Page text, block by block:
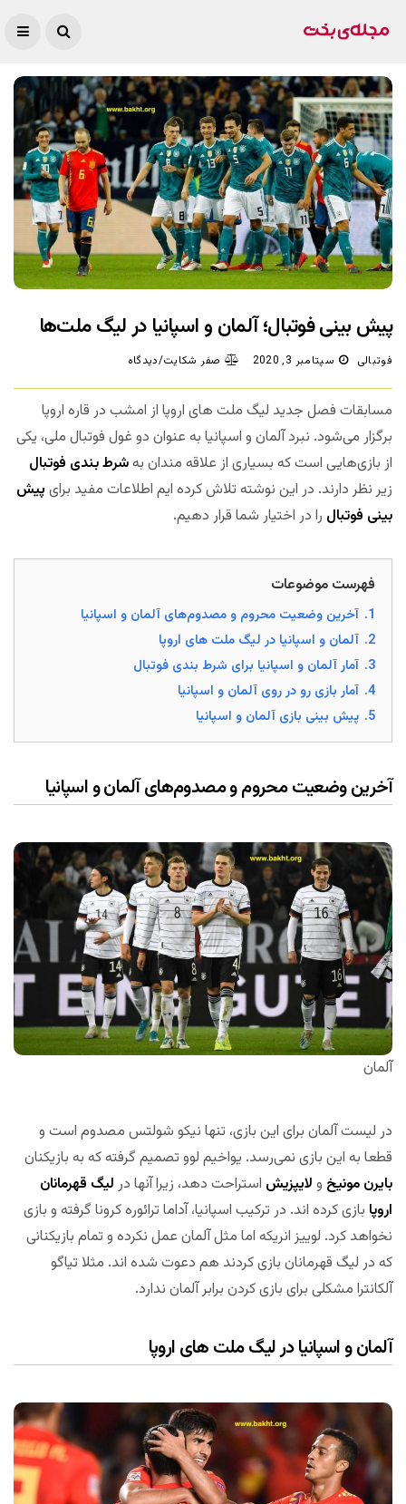
پیش بینی فوتبال؛ آلمان و اسپانیا در لیگ ملت‌ها
فوتبالی سپتامبر 3, 2020 صفر شکایت/دیدگاه
مسابقات فصل جدید لیگ ملت های اروپا از امشب در قاره اروپا
برگزار می‌شود. نبرد آلمان و اسپانیا به عنوان دو غول فوتبال ملی، یکی
از بازی‌هایی است که بسیاری از علاقه مندان بهشرط بندی فوتبال
زیر نظر دارند. در این نوشته تلاش کرده ایم اطلاعات مفید برای پیش
بینی فوتبال را در اختیار شما قرار دهیم.
فهرست موضوعات
1. آخرین وضعیت محروم و مصدوم‌های آلمان و اسپانیا
2. آلمان و اسپانیا در لیگ ملت های اروپا
3. آمار آلمان و اسپانیا برای شرط بندی فوتبال
4. آمار بازی رو در روی آلمان و اسپانیا
5. پیش بینی بازی آلمان و اسپانیا
آخرین وضعیت محروم و مصدوم‌های آلمان و اسپانیا
آلمان
در لیست آلمان برای این بازی، تنها نیکو شولتس مصدوم است و
قطعا به این بازی نمی‌رسد. یواخیم لوو تصمیم گرفته که به بازیکنان
بایرن مونیخ و لایپزیش استراحت دهد، زیرا آنها در لیگ قهرمانان
اروپا بازی کرده اند. در ترکیب اسپانیا، آداما ترائوره کرونا گرفته و بازی
نخواهد کرد. لوییز انریکه اما مثل آلمان عمل نکرده و تمام بازیکنانی
که در لیگ قهرمانان بازی کردند هم دعوت شده اند. مثلا تیاگو
آلکانترا مشکلی برای بازی کردن برابر آلمان ندارد.
آلمان و اسپانیا در لیگ ملت های اروپا